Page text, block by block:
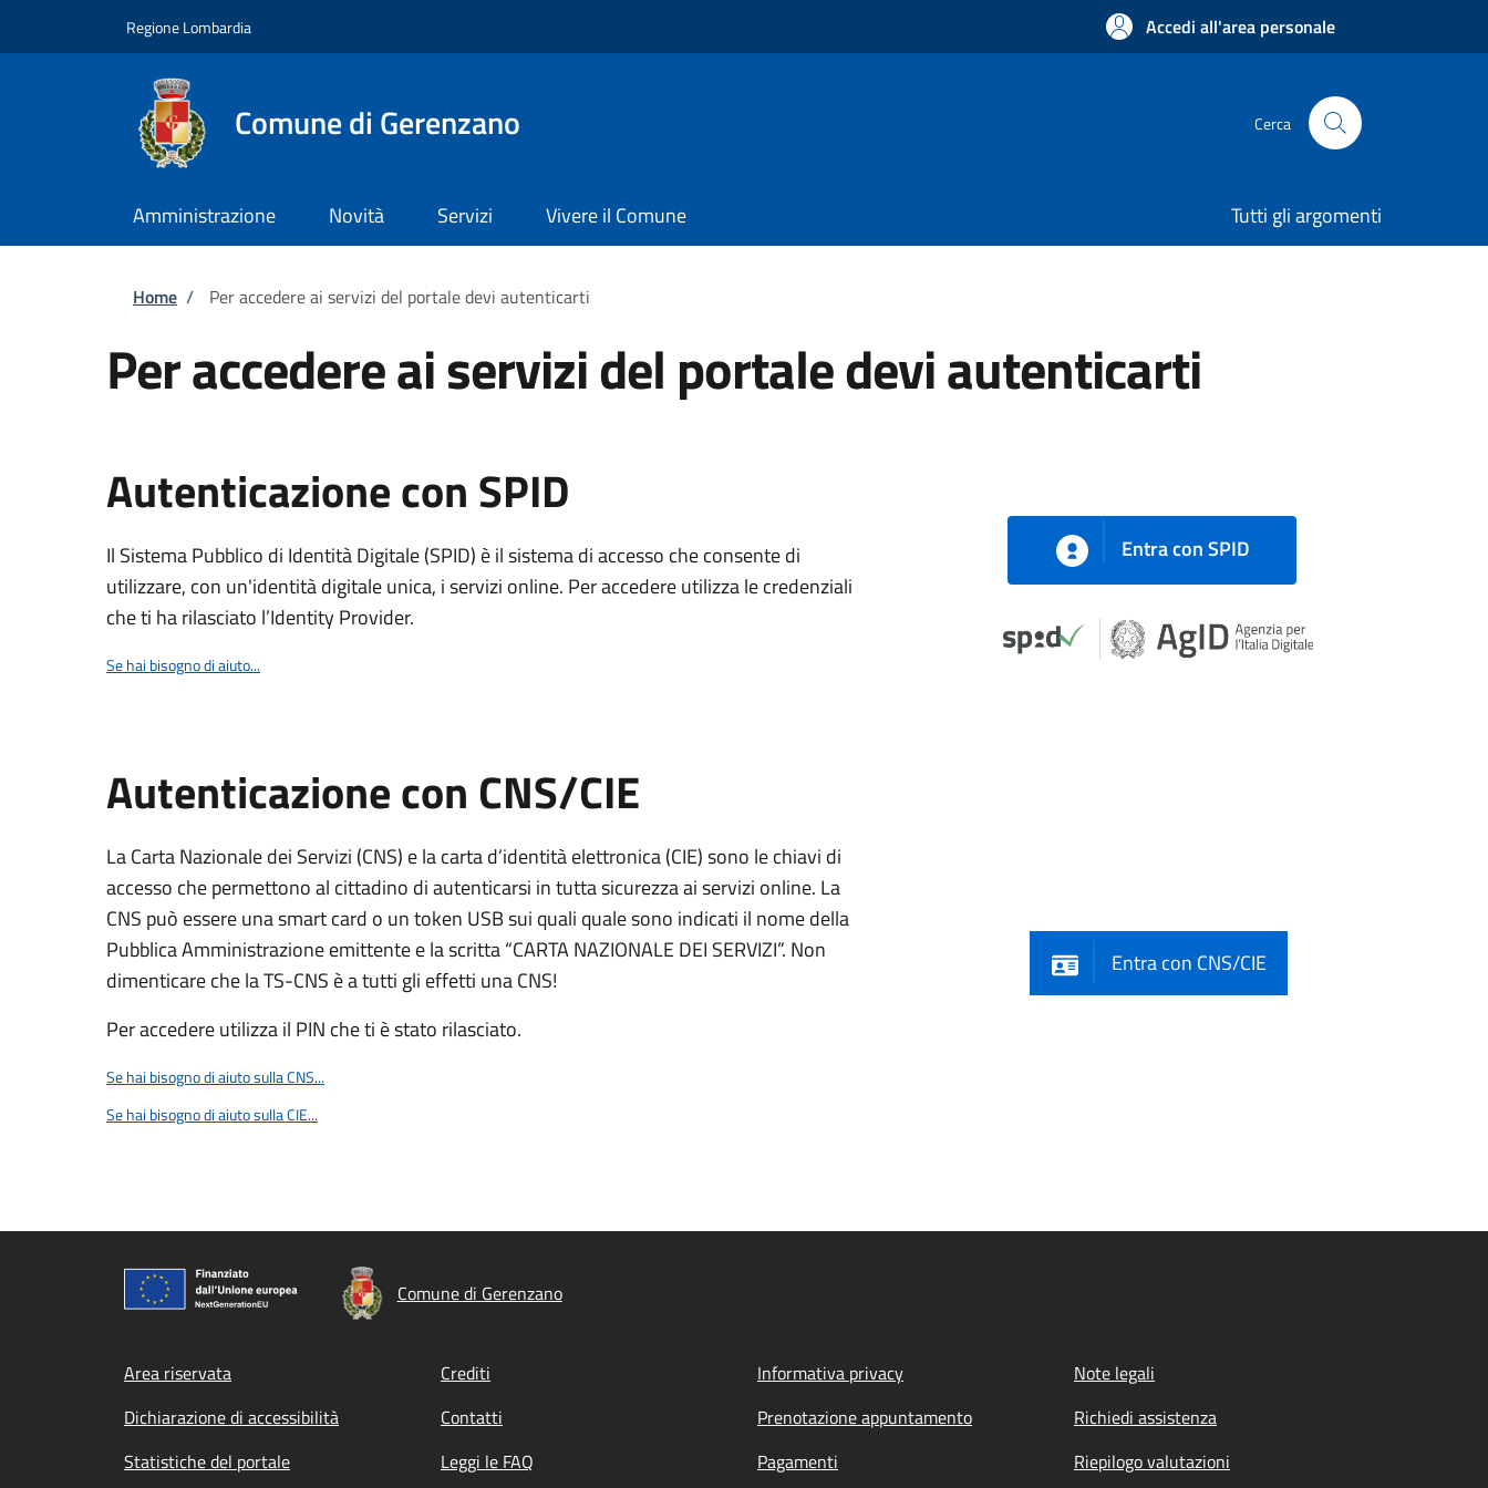
Regione Lombardia Accedi all'area personale
Comune di Gerenzano Cerca
Amministrazione Novità Servizi Vivere il Comune Tutti gli argomenti
Briciole di pane
Home / Per accedere ai servizi del portale devi autenticarti
Per accedere ai servizi del portale devi autenticarti
Autenticazione con SPID
Il Sistema Pubblico di Identità Digitale (SPID) è il sistema di accesso che consente di
utilizzare, con un'identità digitale unica, i servizi online. Per accedere utilizza le credenziali
che ti ha rilasciato l’Identity Provider.
Se hai bisogno di aiuto...
Entra con SPID
Autenticazione con CNS/CIE
La Carta Nazionale dei Servizi (CNS) e la carta d’identità elettronica (CIE) sono le chiavi di
accesso che permettono al cittadino di autenticarsi in tutta sicurezza ai servizi online. La
CNS può essere una smart card o un token USB sui quali quale sono indicati il nome della
Pubblica Amministrazione emittente e la scritta “CARTA NAZIONALE DEI SERVIZI”. Non
dimenticare che la TS-CNS è a tutti gli effetti una CNS!
Per accedere utilizza il PIN che ti è stato rilasciato.
Se hai bisogno di aiuto sulla CNS...
Se hai bisogno di aiuto sulla CIE...
Entra con CNS/CIE
Comune di Gerenzano
Footer menu
Area riservata Crediti Informativa privacy
Note legali
Dichiarazione di accessibilità
Contatti Prenotazione appuntamento
Richiedi assistenza
Statistiche del portale
Leggi le FAQ Pagamenti Riepilogo valutazioni